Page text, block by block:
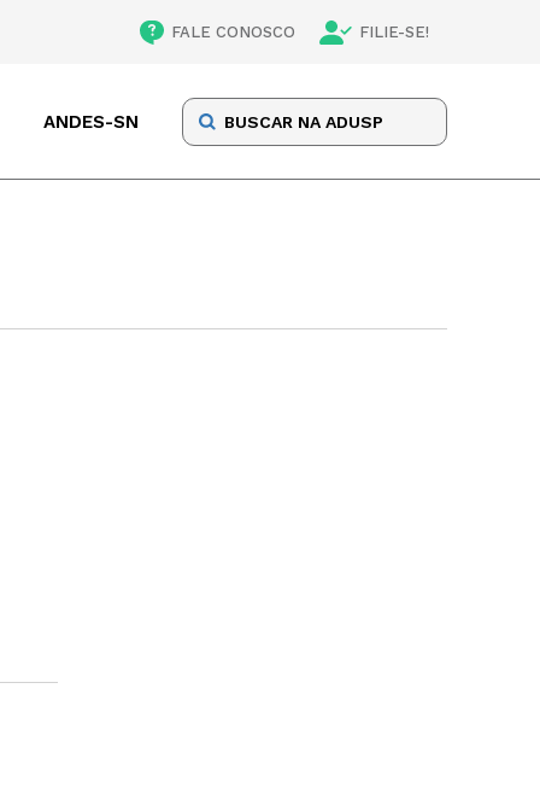
FALE CONOSCO FILIE-SE!
ANDES-SN